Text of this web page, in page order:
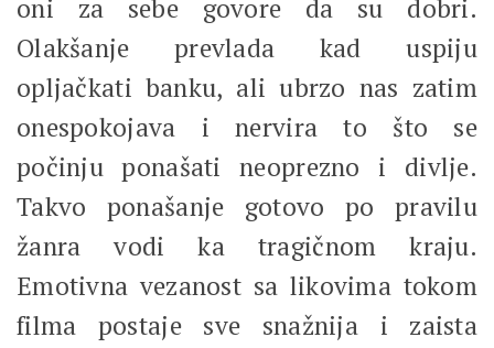
oni za sebe govore da su dobri.
Olakšanje prevlada kad uspiju
opljačkati banku, ali ubrzo nas zatim
onespokojava i nervira to što se
počinju ponašati neoprezno i divlje.
Takvo ponašanje gotovo po pravilu
žanra vodi ka tragičnom kraju.
Emotivna vezanost sa likovima tokom
filma postaje sve snažnija i zaista